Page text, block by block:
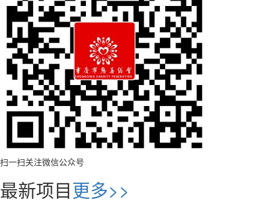
扫一扫关注微信公众号
最新项目更多>>